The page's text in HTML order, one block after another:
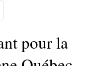
pour la